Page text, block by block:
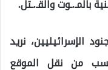
بالمـ.ـوت والقـ.ـتل.
الإسرائيليين، نريد
من نقل الموقع